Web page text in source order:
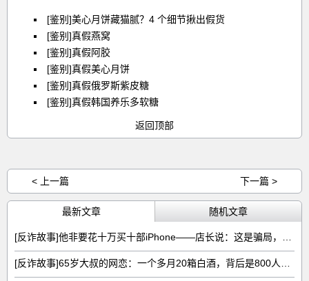
[鉴别]美心月饼藏猫腻？4 个细节揪出假货
[鉴别]真假燕窝
[鉴别]真假阿胶
[鉴别]真假美心月饼
[鉴别]真假俄罗斯紫皮糖
[鉴别]真假韩国养乐多软糖
返回顶部
< 上一篇 下一篇 >
最新文章 随机文章